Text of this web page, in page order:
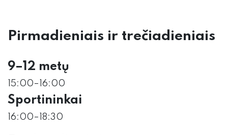
Pirmadieniais ir trečiadieniais
9–12 metų
15:00–16:00
Sportininkai
16:00–18:30